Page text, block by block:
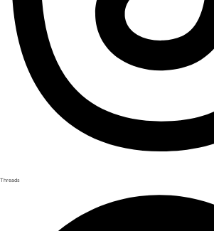
Threads